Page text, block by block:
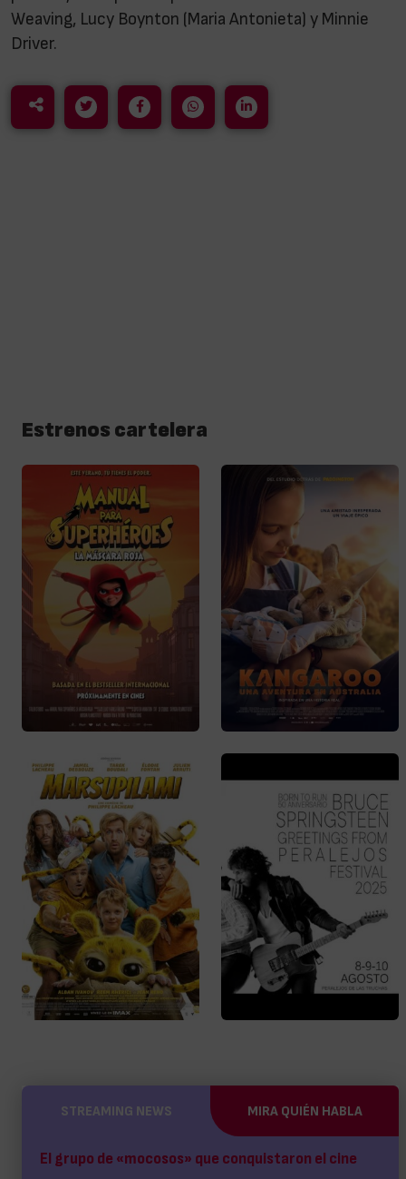
Weaving, Lucy Boynton (Maria Antonieta) y Minnie
Driver.
Estrenos cartelera
STREAMING NEWS MIRA QUIÉN HABLA
El grupo de «mocosos» que conquistaron el cine